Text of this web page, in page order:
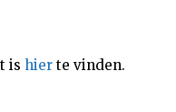
is hier te vinden.